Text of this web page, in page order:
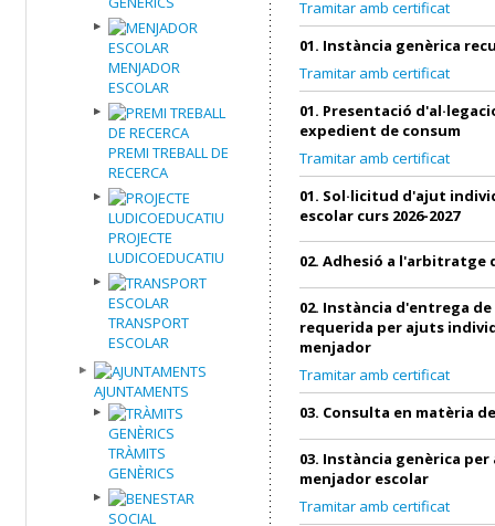
MENJADOR
ESCOLAR
PREMI TREBALL DE
RECERCA
PROJECTE
LUDICOEDUCATIU
TRANSPORT
ESCOLAR
AJUNTAMENTS
TRÀMITS
GENÈRICS
Tramitar amb certificat
01. Instància genèrica
Tramitar amb certificat
01. Presentació
expedient de consum
Tramitar amb certificat
01. Sol·licitud d'ajut
escolar curs 2026-2027
02. Adhesió a l'arbitratge
02. Instància d'entrega
requerida per ajuts
menjador
Tramitar amb certificat
03. Consulta en matèria
03. Instància genèrica
menjador escolar
Tramitar amb certificat